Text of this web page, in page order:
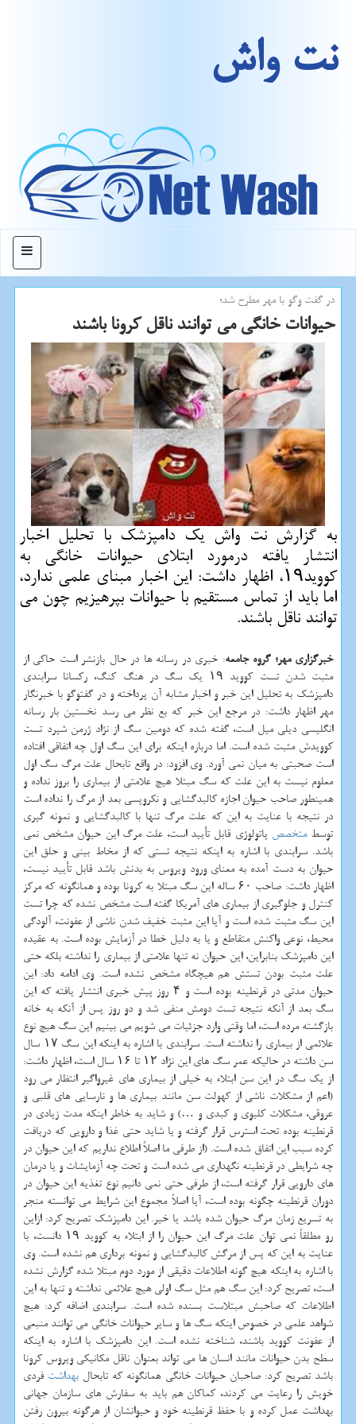
نت واش
منو
در گفت وگو با مهر مطرح شد؛
حیوانات خانگی می توانند ناقل كرونا باشند
به گزارش نت واش یك دامپزشك با تحلیل اخبار
انتشار یافته درمورد ابتلای حیوانات خانگی به
كووید۱۹، اظهار داشت: این اخبار مبنای علمی ندارد،
اما باید از تماس مستقیم با حیوانات بپرهیزیم چون می
توانند ناقل باشند.
خبرگزاری مهر؛ گروه جامعه: خبری در رسانه ها در حال بازنشر است حاكی از
مثبت شدن تست كووید ۱۹ یك سگ در هنگ كنگ، ركسانا سرابندی
دامپزشك به تحلیل این خبر و اخبار مشابه آن پرداخته و در گفتوگو با خبرنگار
مهر اظهار داشت: در مرجع این خبر كه بع نظر می رسد نخستین بار رسانه
انگلیسی دیلی میل است، گفته شده كه دومین سگ از نژاد ژرمن شپرد تست
كوویدش مثبت شده است. اما درباره اینكه برای این سگ اول چه اتفاقی افتاده
است صحبتی به میان نمی آورد. وی افزود: در واقع تابحال علت مرگ سگ اول
معلوم نیست به این علت كه سگ مبتلا هیچ علامتی از بیماری را بروز نداده و
همینطور صاحب حیوان اجازه كالبدگشایی و نكروپسی بعد از مرگ را نداده است
در نتیجه با عنایت به این كه علت مرگ تنها با كالبدگشایی و نمونه گیری
توسطمتخصص پاتولوژی قابل تأیید است، علت مرگ این حیوان مشخص نمی
باشد. سرابندی با اشاره به اینكه نتیجه تستی كه از مخاط بینی و حلق این
حیوان به دست آمده به معنای ورود ویروس به بدنش باشد قابل تأیید نیست،
اظهار داشت: صاحب ۶۰ ساله این سگ مبتلا به كرونا بوده و همانگونه كه مركز
كنترل و جلوگیری از بیماری های آمریكا گفته است مشخص نشده كه چرا تست
این سگ مثبت شده است و آیا این مثبت خفیف شدن ناشی از عفونت، آلودگی
محیط، نوعی واكنش متقاطع و یا به دلیل خطا در آزمایش بوده است. به عقیده
این دامپزشك بنابراین، این حیوان نه تنها علامتی از بیماری را نداشته بلكه حتی
علت مثبت بودن تستش هم هیچگاه مشخص نشده است. وی ادامه داد: این
حیوان مدتی در قرنطینه بوده است و ۴ روز پیش خبری انتشار یافته كه این
سگ بعد از آنكه نتیجه تست دومش منفی شد و دو روز پس از آنكه به خانه
بازگشته مرده است، اما وقتی وارد جزئیات می شویم می بینیم این سگ هیچ نوع
علائمی از بیماری را نداشته است. سرابندی با اشاره به اینكه این سگ ۱۷ سال
سن داشته در حالیكه عمر سگ های این نژاد ۱۲ تا ۱۶ سال است، اظهار داشت:
از یك سگ در این سن ابتلاء به خیلی از بیماری های غیرواگیر انتظار می رود
(اعم از مشكلات ناشی از كهولت سن مانند بیماری ها و نارسایی های قلبی و
عروقی، مشكلات كلیوی و كبدی و …) و شاید به خاطر اینكه مدت زیادی در
قرنطینه بوده تحت استرس قرار گرفته و یا شاید حتی غذا و دارویی كه دریافت
كرده سبب این اتفاق شده است. (از طرفی ما اصلاً اطلاع نداریم كه این حیوان در
چه شرایطی در قرنطینه نگهداری می شده است و تحت چه آزمایشات و یا درمان
های دارویی قرار گرفته است، از طرفی حتی نمی دانیم نوع تغذیه این حیوان در
دوران قرنطینه چگونه بوده است، آیا اصلاً مجموع این شرایط می توانسته منجر
به تسریع زمان مرگ حیوان شده باشد یا خیر. این دامپزشك تصریح كرد: ازاین
رو مطلقاً نمی توان علت مرگ این حیوان را از ابتلاء به كووید ۱۹ دانست، با
عنایت به این كه پس از مرگش كالبدگشایی و نمونه برداری هم نشده است. وی
با اشاره به اینكه هیچ گونه اطلاعات دقیقی از مورد دوم مبتلا شده گزارش نشده
است، تصریح كرد: این سگ هم مثل سگ اولی هیچ علائمی نداشته و تنها به این
اطلاعات كه صاحبش مبتلاست بسنده شده است. سرابندی اضافه كرد: هیچ
شواهد علمی در خصوص اینكه سگ ها و سایر حیوانات خانگی می توانند منبعی
از عفونت كووید باشند، شناخته نشده است. این دامپزشك با اشاره به اینكه
سطح بدن حیوانات مانند انسان ها می تواند بعنوان ناقل مكانیكی ویروس كرونا
باشد تصریح كرد: صاحبان حیوانات خانگی همانگونه كه تابحال بهداشت فردی
خویش را رعایت می كردند، كماكان هم باید به سفارش های سازمان جهانی
بهداشت عمل كرده و با حفظ قرنطینه خود و حیوانشان از هرگونه بیرون رفتن